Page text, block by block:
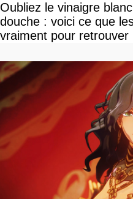
Oubliez le vinaigre
douche : voici ce que
vraiment pour